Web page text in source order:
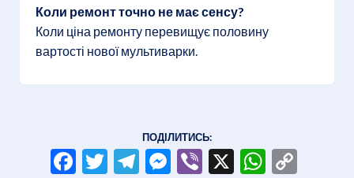
Коли ремонт точно не має сенсу?
Коли ціна ремонту перевищує половину
вартості нової мультиварки.
ПОДІЛИТИСЬ:
Facebook
Twitter
Telegram
Messenger
Viber
X